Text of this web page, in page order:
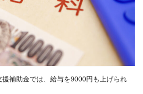
補助金では、給与を9000円も上げられ